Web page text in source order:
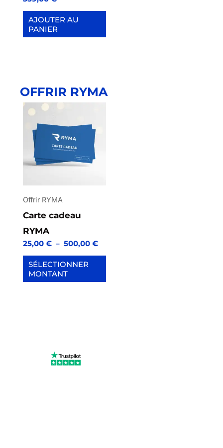
AJOUTER AU
PANIER
OFFRIR RYMA
Offrir RYMA
Carte cadeau
RYMA
25,00 € – 500,00 €
SÉLECTIONNER
MONTANT